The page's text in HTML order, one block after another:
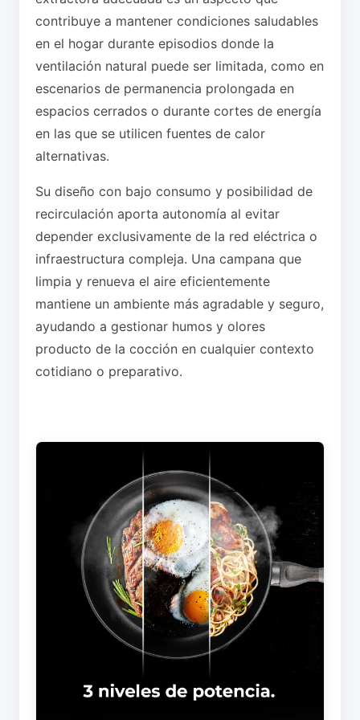
contribuye a mantener condiciones saludables
en el hogar durante episodios donde la
ventilación natural puede ser limitada, como en
escenarios de permanencia prolongada en
espacios cerrados o durante cortes de energía
en las que se utilicen fuentes de calor
alternativas.
Su diseño con bajo consumo y posibilidad de
recirculación aporta autonomía al evitar
depender exclusivamente de la red eléctrica o
infraestructura compleja. Una campana que
limpia y renueva el aire eficientemente
mantiene un ambiente más agradable y seguro,
ayudando a gestionar humos y olores
producto de la cocción en cualquier contexto
cotidiano o preparativo.